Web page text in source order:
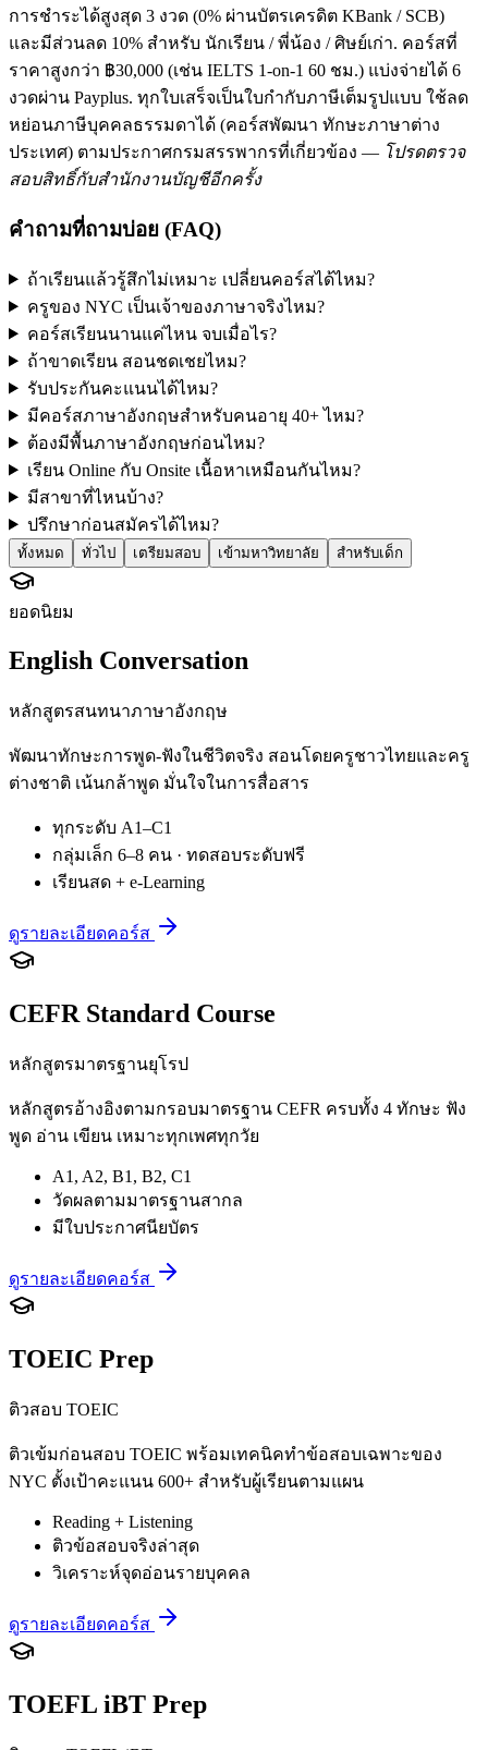
การชำระได้สูงสุด 3 งวด (0% ผ่านบัตรเครดิต KBank / SCB)
และมีส่วนลด 10% สำหรับ นักเรียน / พี่น้อง / ศิษย์เก่า. คอร์สที่
ราคาสูงกว่า ฿30,000 (เช่น IELTS 1-on-1 60 ชม.) แบ่งจ่ายได้ 6
งวดผ่าน Payplus. ทุกใบเสร็จเป็นใบกำกับภาษีเต็มรูปแบบ ใช้ลด
หย่อนภาษีบุคคลธรรมดาได้ (คอร์สพัฒนา ทักษะภาษาต่าง
ประเทศ) ตามประกาศกรมสรรพากรที่เกี่ยวข้อง — โปรดตรวจ
สอบสิทธิ์กับสำนักงานบัญชีอีกครั้ง
คำถามที่ถามบ่อย (FAQ)
ถ้าเรียนแล้วรู้สึกไม่เหมาะ เปลี่ยนคอร์สได้ไหม?
ครูของ NYC เป็นเจ้าของภาษาจริงไหม?
คอร์สเรียนนานแค่ไหน จบเมื่อไร?
ถ้าขาดเรียน สอนชดเชยไหม?
รับประกันคะแนนได้ไหม?
มีคอร์สภาษาอังกฤษสำหรับคนอายุ 40+ ไหม?
ต้องมีพื้นภาษาอังกฤษก่อนไหม?
เรียน Online กับ Onsite เนื้อหาเหมือนกันไหม?
มีสาขาที่ไหนบ้าง?
ปรึกษาก่อนสมัครได้ไหม?
ทั้งหมด ทั่วไป เตรียมสอบ เข้ามหาวิทยาลัย สำหรับเด็ก
ยอดนิยม
English Conversation
หลักสูตรสนทนาภาษาอังกฤษ
พัฒนาทักษะการพูด-ฟังในชีวิตจริง สอนโดยครูชาวไทยและครู
ต่างชาติ เน้นกล้าพูด มั่นใจในการสื่อสาร
ทุกระดับ A1–C1
กลุ่มเล็ก 6–8 คน · ทดสอบระดับฟรี
เรียนสด + e-Learning
ดูรายละเอียดคอร์ส
CEFR Standard Course
หลักสูตรมาตรฐานยุโรป
หลักสูตรอ้างอิงตามกรอบมาตรฐาน CEFR ครบทั้ง 4 ทักษะ ฟัง
พูด อ่าน เขียน เหมาะทุกเพศทุกวัย
A1, A2, B1, B2, C1
วัดผลตามมาตรฐานสากล
มีใบประกาศนียบัตร
ดูรายละเอียดคอร์ส
TOEIC Prep
ติวสอบ TOEIC
ติวเข้มก่อนสอบ TOEIC พร้อมเทคนิคทำข้อสอบเฉพาะของ
NYC ตั้งเป้าคะแนน 600+ สำหรับผู้เรียนตามแผน
Reading + Listening
ติวข้อสอบจริงล่าสุด
วิเคราะห์จุดอ่อนรายบุคคล
ดูรายละเอียดคอร์ส
TOEFL iBT Prep